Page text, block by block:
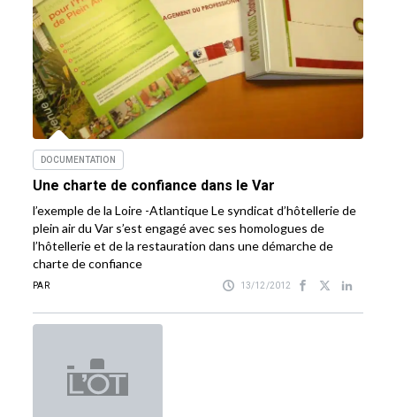
DOCUMENTATION
Une charte de confiance dans le Var
l’exemple de la Loire -Atlantique Le syndicat d’hôtellerie de
plein air du Var s’est engagé avec ses homologues de
l’hôtellerie et de la restauration dans une démarche de
charte de confiance
PAR 13/12/2012